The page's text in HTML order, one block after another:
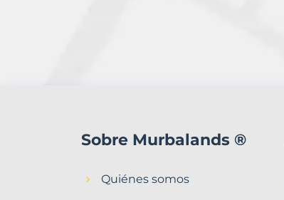
Villafranca
Sobre Murbalands ®
Quiénes somos